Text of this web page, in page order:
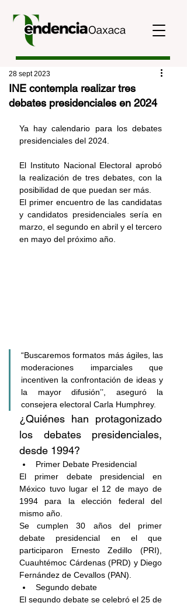
INE contempla realizar tres
debates presidenciales en 2024
28 sept 2023
Ya hay calendario para los debates
presidenciales del 2024.
El Instituto Nacional Electoral aprobó
la realización de tres debates, con la
posibilidad de que puedan ser más.
El primer encuentro de las candidatas
y candidatos presidenciales sería en
marzo, el segundo en abril y el tercero
en mayo del próximo año.
“Buscaremos formatos más ágiles, las
moderaciones imparciales que
incentiven la confrontación de ideas y
la mayor difusión’’, aseguró la
consejera electoral Carla Humphrey.
¿Quiénes han protagonizado
los debates presidenciales,
desde 1994?
Primer Debate Presidencial
El primer debate presidencial en
México tuvo lugar el 12 de mayo de
1994 para la elección federal del
mismo año.
Se cumplen 30 años del primer
debate presidencial en el que
participaron Ernesto Zedillo (PRI),
Cuauhtémoc Cárdenas (PRD) y Diego
Fernández de Cevallos (PAN).
Segundo debate
El segundo debate se celebró el 25 de